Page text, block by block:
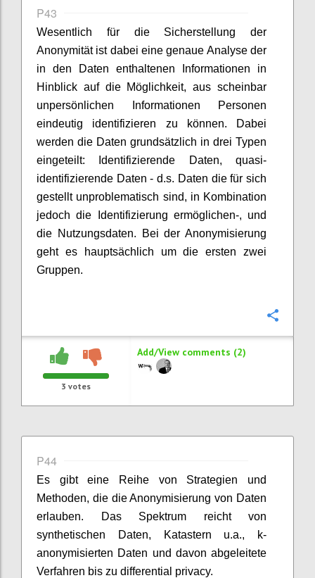
P43
Wesentlich für die Sicherstellung der
Anonymität ist dabei eine genaue Analyse der
in den Daten enthaltenen Informationen in
Hinblick auf die Möglichkeit, aus scheinbar
unpersönlichen Informationen Personen
eindeutig identifizieren zu können. Dabei
werden die Daten grundsätzlich in drei Typen
eingeteilt: Identifizierende Daten, quasi-
identifizierende Daten - d.s. Daten die für sich
gestellt unproblematisch sind, in Kombination
jedoch die Identifizierung ermöglichen-, und
die Nutzungsdaten. Bei der Anonymisierung
geht es hauptsächlich um die ersten zwei
Gruppen.
3 votes
Add/View comments (2)
P44
Es gibt eine Reihe von Strategien und
Methoden, die die Anonymisierung von Daten
erlauben. Das Spektrum reicht von
synthetischen Daten, Katastern u.a., k-
anonymisierten Daten und davon abgeleitete
Verfahren bis zu differential privacy.